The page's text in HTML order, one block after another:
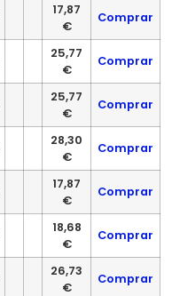
17,87
€
Comprar
25,77
€
Comprar
25,77
€
Comprar
28,30
€
Comprar
17,87
€
Comprar
18,68
€
Comprar
26,73
€
Comprar